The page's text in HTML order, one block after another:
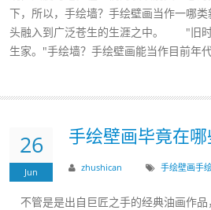
下，所以，手绘墙？手绘壁画当作一哪
头融入到广泛苍生的生涯之中。 "旧时
生家。"手绘墙？手绘壁画能当作目前年
26
Jun
手绘壁画毕竟在
zhushican 手绘壁画手
不管是是出自巨匠之手的经典油画作